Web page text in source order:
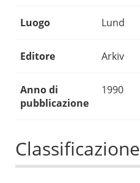
Luogo Lund
Editore Arkiv
Anno di
pubblicazione
1990
Classificazione